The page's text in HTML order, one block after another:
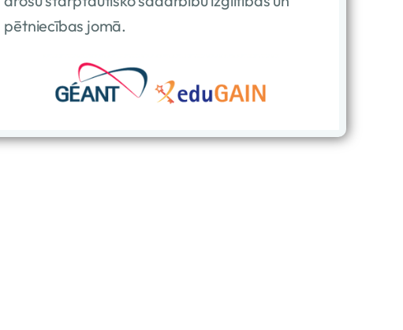
pētniecības jomā.